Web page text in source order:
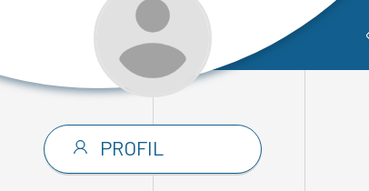
PROFIL